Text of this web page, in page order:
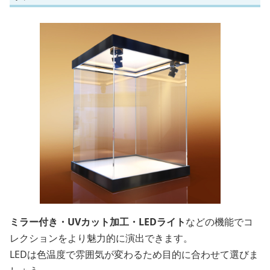
ミラー付き・UVカット加工・LEDライトなどの機能でコ
レクションをより魅力的に演出できます。
LEDは色温度で雰囲気が変わるため目的に合わせて選びま